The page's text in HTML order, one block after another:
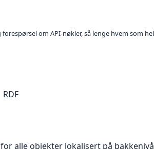
om API-nøkler, så lenge hvem som
RDF
alle objekter lokalisert på